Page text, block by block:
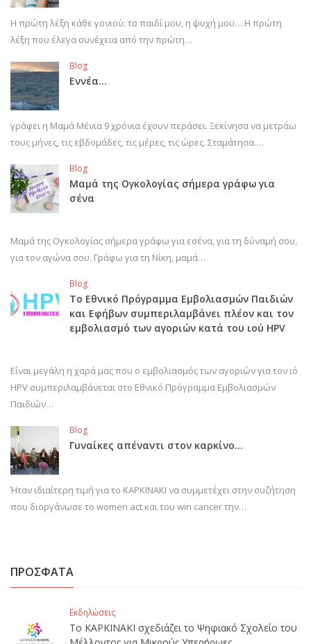
Η πρώτη λέξη κάθε γονιού: το παιδί μου, η ψυχή μου… Η πρώτη
λέξη που έλεγα συνέχεια από την πρώτη…
Blog
Εννέα…
γράφει η Μαμά Μένια 9 χρόνια έχουν περάσει. Ξεκίνησα να μετράω
τους μήνες, τις εβδομάδες, τις μέρες, τις ώρες. Σταμάτησα.…
Blog
Μαμά της Ογκολογίας σήμερα γράφω για
σένα
Μαμά της Ογκολογίας σήμερα γράφω για εσένα, για τη δύναμή σου,
για τον αγώνα σου. Γράφω για τη Νίκη, μαμά…
Blog
Το Εθνικό Πρόγραμμα Εμβολιασμών Παιδιών
και Εφήβων συμπεριλαμβάνει πλέον και τον
εμβολιασμό των αγοριών κατά του ιού HPV
Είναι μεγάλη η χαρά μας που ο εμβολιασμός των αγοριών για τον ιό
HPV συμπεριλαμβάνεται στο Εθνικό Πρόγραμμα Εμβολιασμών
Παιδιών…
Blog
Γυναίκες απέναντι στον καρκίνο…
Ήταν ιδιαίτερη τιμή για το ΚΑΡΚΙΝΑΚΙ να συμμετέχει στην συζήτηση
που διοργάνωσε το women act και του win cancer την…
ΠΡΟΣΦΑΤΑ
Εκδηλώσεις
Το ΚΑΡΚΙΝΑΚΙ σχεδιάζει το Ψηφιακό Σχολείο του